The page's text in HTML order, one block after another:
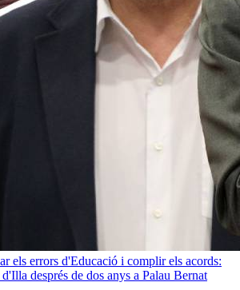
els errors d'Educació i complir els acords:
després de dos anys a Palau Bernat